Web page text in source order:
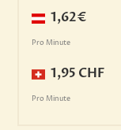
1,62€
Pro Minute
1,95 CHF
Pro Minute